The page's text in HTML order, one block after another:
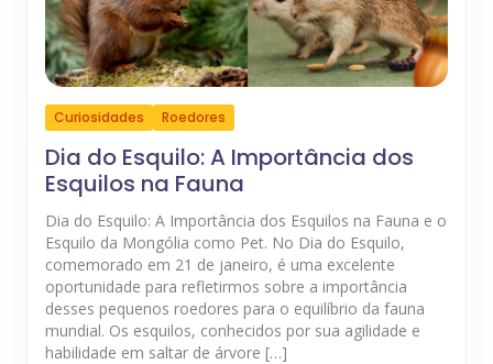
Curiosidades Roedores
Dia do Esquilo: A Importância dos
Esquilos na Fauna
Dia do Esquilo: A Importância dos Esquilos na Fauna e o
Esquilo da Mongólia como Pet. No Dia do Esquilo,
comemorado em 21 de janeiro, é uma excelente
oportunidade para refletirmos sobre a importância
desses pequenos roedores para o equilíbrio da fauna
mundial. Os esquilos, conhecidos por sua agilidade e
habilidade em saltar de árvore […]